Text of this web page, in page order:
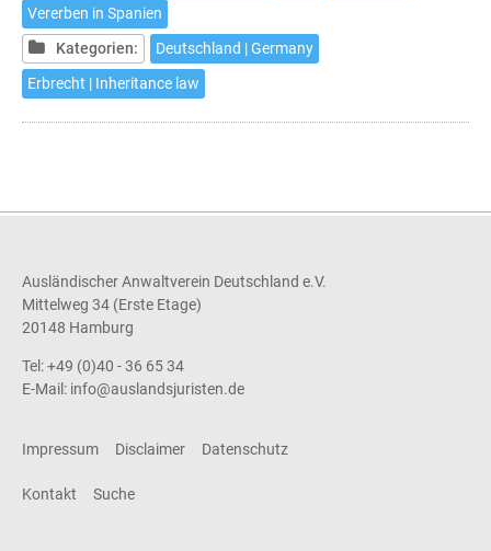
Haus
zu
gehen
Vererben in Spanien
Kategorien:
Deutschland | Germany
Erbrecht | Inheritance law
Ausländischer Anwaltverein Deutschland e.V.
Mittelweg 34 (Erste Etage)
20148 Hamburg
Tel: +49 (0)40 - 36 65 34
E-Mail: info@auslandsjuristen.de
Impressum Disclaimer Datenschutz
Kontakt Suche